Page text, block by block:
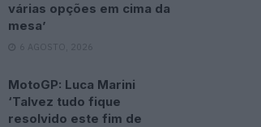
várias opções em cima da
mesa’
6 AGOSTO, 2026
MotoGP: Luca Marini
‘Talvez tudo fique
resolvido este fim de